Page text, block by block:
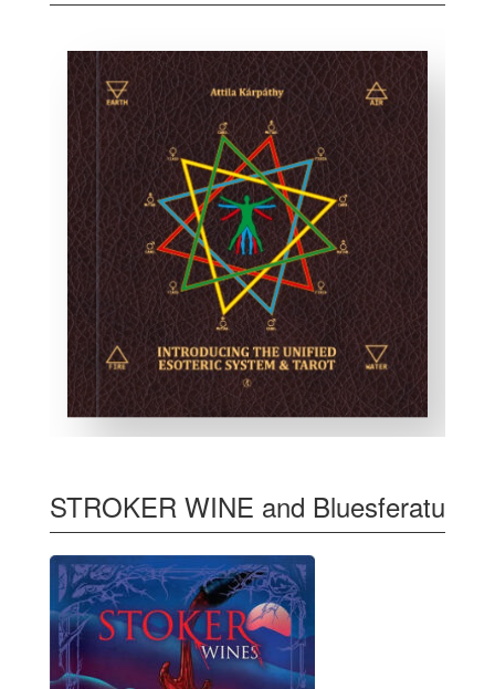
STROKER WINE and Bluesferatu